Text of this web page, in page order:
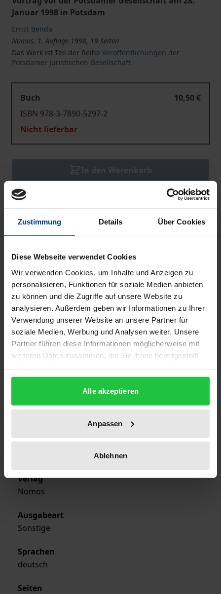
Zustimmung Details Über Cookies
Diese Webseite verwendet Cookies
Wir verwenden Cookies, um Inhalte und Anzeigen zu
personalisieren, Funktionen für soziale Medien anbieten
zu können und die Zugriffe auf unsere Website zu
analysieren. Außerdem geben wir Informationen zu Ihrer
Verwendung unserer Website an unsere Partner für
soziale Medien, Werbung und Analysen weiter. Unsere
Partner führen diese Informationen möglicherweise mit
weiteren Daten zusammen, die Sie ihnen bereitgestellt
gesammelt haben.
Alle akzeptieren
Anpassen
Ablehnen
Januar 1998 in Potsdam
Ernst Benda
Nomos, 1. Auflage 1998, 19 Seiten
Das Werk ist Teil der Reihe Veröffentlichungen der
Potsdamer Juristischen Gesellschaft
Buch
10,50 €
ISBN 978-3-7890-5297-2
Nicht lieferbar
Zur Wunschliste hinzufügen
Hinweise zu Versandkosten
Auflage
1
ISBN
978-3-7890-5297-2
Untertitel
Erscheinungsdatum
Erscheinungsjahr
Verlag
Nomos
Ausgabeart
Sonstige
Sprachen
deutsch
Seiten